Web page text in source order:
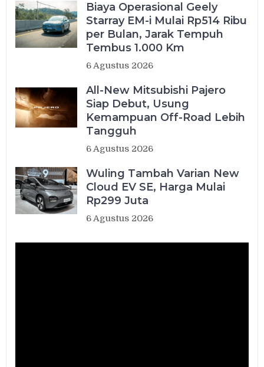
Biaya Operasional Geely
Starray EM-i Mulai Rp514 Ribu
per Bulan, Jarak Tempuh
Tembus 1.000 Km
6 Agustus 2026
All-New Mitsubishi Pajero
Siap Debut, Usung
Kemampuan Off-Road Lebih
Tangguh
6 Agustus 2026
Wuling Tambah Varian New
Cloud EV SE, Harga Mulai
Rp299 Juta
6 Agustus 2026